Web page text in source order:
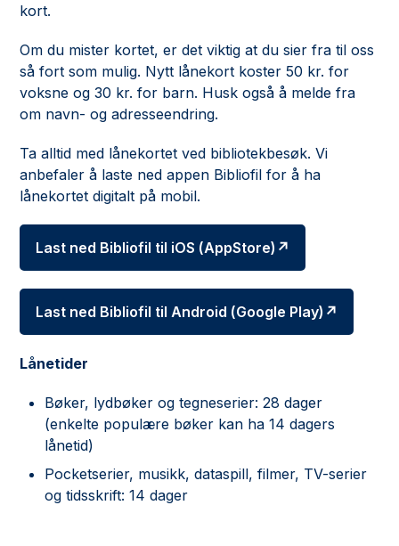
kort.
Om du mister kortet, er det viktig at du sier fra til oss
så fort som mulig. Nytt lånekort koster 50 kr. for
voksne og 30 kr. for barn. Husk også å melde fra
om navn- og adresseendring.
Ta alltid med lånekortet ved bibliotekbesøk. Vi
anbefaler å laste ned appen Bibliofil for å ha
lånekortet digitalt på mobil.
Last ned Bibliofil til iOS (AppStore)
Last ned Bibliofil til Android (Google Play)
Lånetider
Bøker, lydbøker og tegneserier: 28 dager
(enkelte populære bøker kan ha 14 dagers
lånetid)
Pocketserier, musikk, dataspill, filmer, TV-serier
og tidsskrift: 14 dager